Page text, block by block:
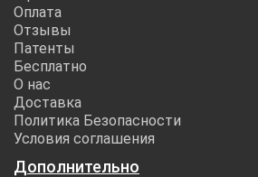
Оплата
Отзывы
Патенты
Бесплатно
О нас
Доставка
Политика Безопасности
Условия соглашения
Дополнительно